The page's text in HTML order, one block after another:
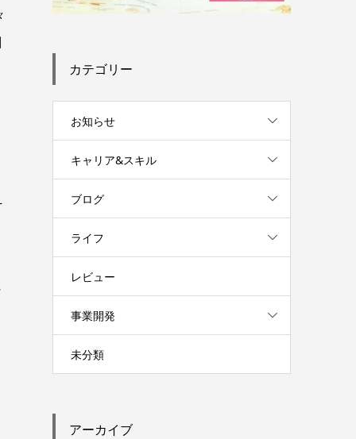
カテゴリー
お知らせ
キャリア&スキル
ブログ
ライフ
レビュー
事業開発
未分類
アーカイブ